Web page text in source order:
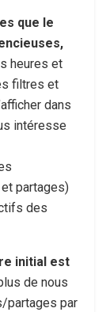
que le
heures et
filtres et
dans
intéresse
partages)
des
initial est
de nous
partages par